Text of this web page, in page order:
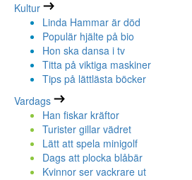
Kultur
Linda Hammar är död
Populär hjälte på bio
Hon ska dansa i tv
Titta på viktiga maskiner
Tips på lättlästa böcker
Vardags
Han fiskar kräftor
Turister gillar vädret
Lätt att spela minigolf
Dags att plocka blåbär
Kvinnor ser vackrare ut